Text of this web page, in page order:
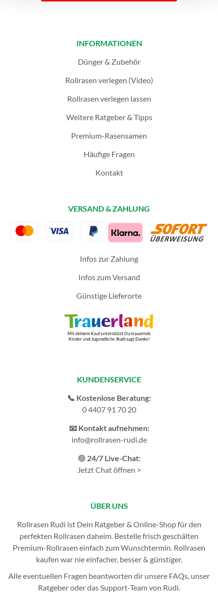
INFORMATIONEN
Dünger & Zubehör
Rollrasen verlegen (Video)
Rollrasen verlegen lassen
Weitere Ratgeber & Tipps
Premium-Rasensamen
Häufige Fragen
Kontakt
VERSAND & ZAHLUNG
Infos zur Zahlung
Infos zum Versand
Günstige Lieferorte
KUNDENSERVICE
📞 Kostenlose Beratung:
0 4407 91 70 20
📧 Kontakt aufnehmen:
info@rollrasen-rudi.de
🟢 24/7 Live-Chat:
Jetzt Chat öffnen >
ÜBER UNS
Rollrasen Rudi ist Dein Ratgeber & Online-Shop für den
perfekten Rollrasen daheim. Bestelle frisch geschälten
Premium-Rollrasen einfach zum Wunschtermin. Rollrasen
kaufen war nie einfacher, besser & günstiger.
Alle eventuellen Fragen beantworten dir unsere FAQs, unser
Ratgeberoder dasSupport-Teamvon Rudi.